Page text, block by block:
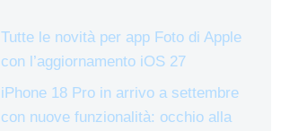
Tutte le novità per app Foto di Apple
con l’aggiornamento iOS 27
iPhone 18 Pro in arrivo a settembre
con nuove funzionalità: occhio alla